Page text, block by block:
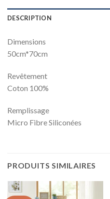
DESCRIPTION
Dimensions
50cm*70cm
Revêtement
Coton 100%
Remplissage
Micro Fibre Siliconées
PRODUITS SIMILAIRES